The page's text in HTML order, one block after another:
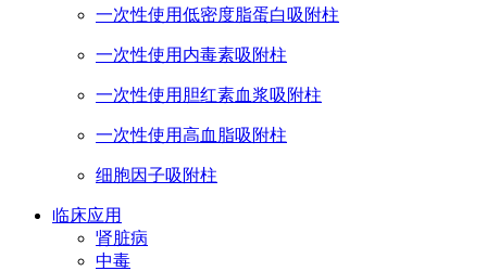
一次性使用低密度脂蛋白吸附柱
一次性使用内毒素吸附柱
一次性使用胆红素血浆吸附柱
一次性使用高血脂吸附柱
细胞因子吸附柱
临床应用
肾脏病
中毒